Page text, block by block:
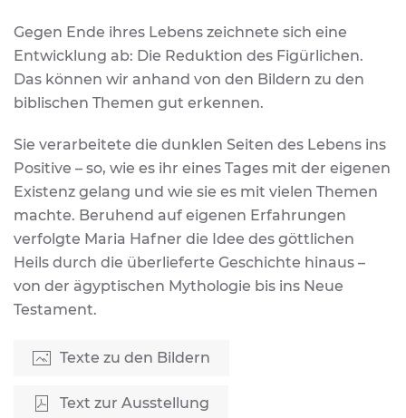
Gegen Ende ihres Lebens zeichnete sich eine
Entwicklung ab: Die Reduktion des Figürlichen.
Das können wir anhand von den Bildern zu den
biblischen Themen gut erkennen.
Sie verarbeitete die dunklen Seiten des Lebens ins
Positive – so, wie es ihr eines Tages mit der eigenen
Existenz gelang und wie sie es mit vielen Themen
machte. Beruhend auf eigenen Erfahrungen
verfolgte Maria Hafner die Idee des göttlichen
Heils durch die überlieferte Geschichte hinaus –
von der ägyptischen Mythologie bis ins Neue
Testament.
Texte zu den Bildern
Text zur Ausstellung